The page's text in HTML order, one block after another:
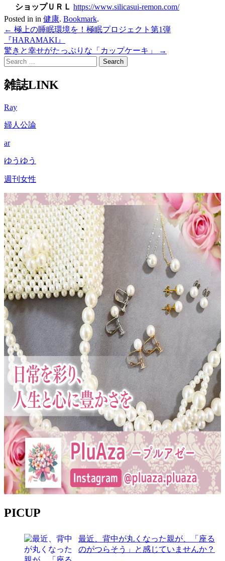
ショップＵＲＬ https://www.silicasui-remon.com/
Posted in in 健康. Bookmark.
Post
navigation
← 極上の睡眠環境を！極眠プロジェクト第1弾
『HARAMAKI』
驚きと幸せがたっぷりな「カップケーキ」
→
Search
for:
雑誌LINK
Ray
婦人公論
ar
ゆうゆう
週刊女性
PICUP
最近、背中が丸くなった親が、「座る
のがつらそう」と感じていませんか？